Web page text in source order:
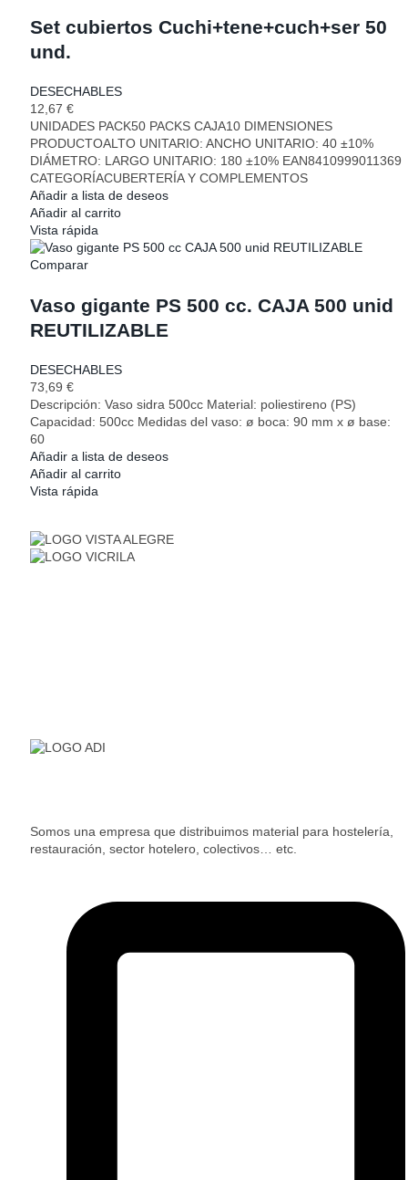
Set cubiertos Cuchi+tene+cuch+ser 50
und.
DESECHABLES
12,67 €
UNIDADES PACK50 PACKS CAJA10 DIMENSIONES
PRODUCTOALTO UNITARIO: ANCHO UNITARIO: 40 ±10%
DIÁMETRO: LARGO UNITARIO: 180 ±10% EAN8410999011369
CATEGORÍACUBERTERÍA Y COMPLEMENTOS
Añadir a lista de deseos
Añadir al carrito
Vista rápida
Comparar
Vaso gigante PS 500 cc. CAJA 500 unid
REUTILIZABLE
DESECHABLES
73,69 €
Descripción: Vaso sidra 500cc Material: poliestireno (PS)
Capacidad: 500cc Medidas del vaso: ø boca: 90 mm x ø base:
60
Añadir a lista de deseos
Añadir al carrito
Vista rápida
Somos una empresa que distribuimos material para hostelería,
restauración, sector hotelero, colectivos… etc.